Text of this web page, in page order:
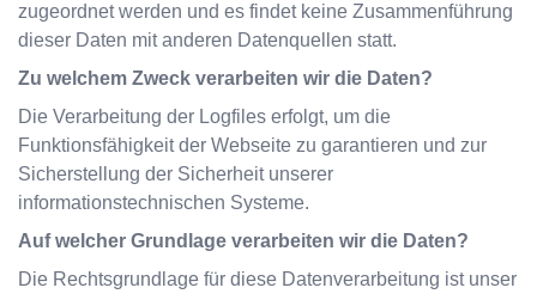
zugeordnet werden und es findet keine Zusammenführung
dieser Daten mit anderen Datenquellen statt.
Zu welchem Zweck verarbeiten wir die Daten?
Die Verarbeitung der Logfiles erfolgt, um die
Funktionsfähigkeit der Webseite zu garantieren und zur
Sicherstellung der Sicherheit unserer
informationstechnischen Systeme.
Auf welcher Grundlage verarbeiten wir die Daten?
Die Rechtsgrundlage für diese Datenverarbeitung ist unser